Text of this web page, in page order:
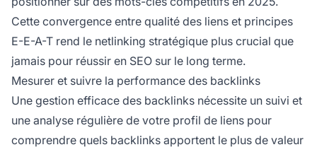
Cette convergence entre qualité des liens et principes
E-E-A-T rend le netlinking stratégique plus crucial que
jamais pour réussir en SEO sur le long terme.
Mesurer et suivre la performance des backlinks
Une gestion efficace des backlinks nécessite un suivi et
une analyse régulière de votre profil de liens pour
comprendre quels backlinks apportent le plus de valeur